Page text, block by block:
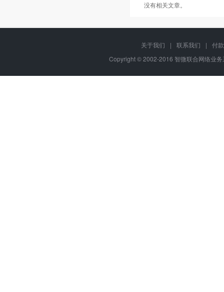
没有相关文章。
关于我们 | 联系我们 |
付
Copyright © 2002-2016 智微联合网络业